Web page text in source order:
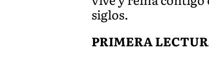
siglos.
PRIMERA